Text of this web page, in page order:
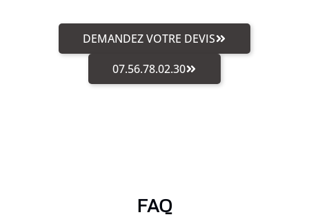
DEMANDEZ VOTRE DEVIS
07.56.78.02.30
FAQ